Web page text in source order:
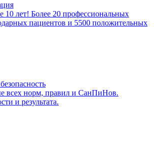
10 лет! Более 20 профессиональных
пациентов и 5500 положительных
всех норм, правил и СанПиНов.
и результата.